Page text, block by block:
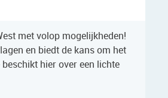
met volop mogelijkheden!
en biedt de kans om het
hier over een lichte